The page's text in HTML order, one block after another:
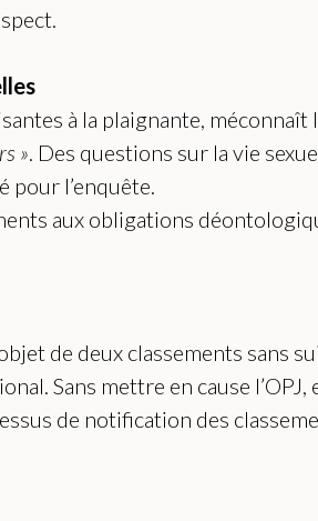
à la plaignante, méconnaît
» . Des questions sur la vie
l’enquête.
aux obligations
de deux classements sans
Sans mettre en cause
de notification des